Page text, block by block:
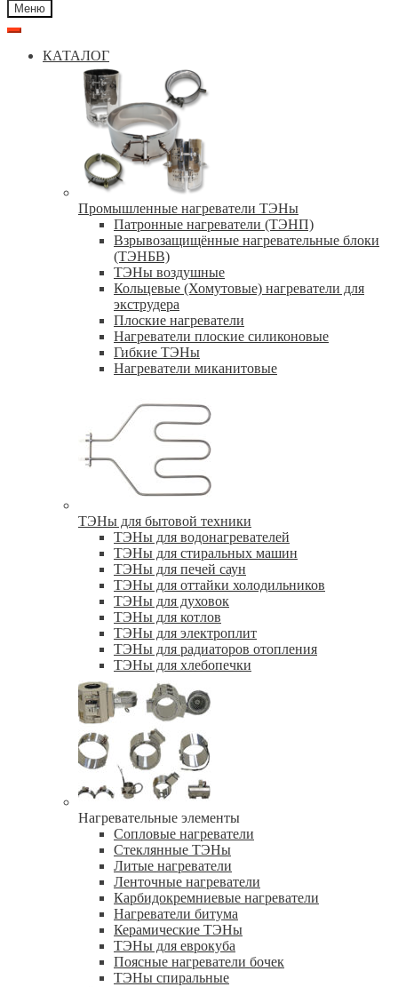
Меню
КАТАЛОГ
Промышленные нагреватели ТЭНы
Патронные нагреватели (ТЭНП)
Взрывозащищённые нагревательные блоки
(ТЭНБВ)
ТЭНы воздушные
Кольцевые (Хомутовые) нагреватели для
экструдера
Плоские нагреватели
Нагреватели плоские силиконовые
Гибкие ТЭНы
Нагреватели миканитовые
ТЭНы для бытовой техники
ТЭНы для водонагревателей
ТЭНы для стиральных машин
ТЭНы для печей саун
ТЭНы для оттайки холодильников
ТЭНы для духовок
ТЭНы для котлов
ТЭНы для электроплит
ТЭНы для радиаторов отопления
ТЭНы для хлебопечки
Нагревательные элементы
Сопловые нагреватели
Стеклянные ТЭНы
Литые нагреватели
Ленточные нагреватели
Карбидокремниевые нагреватели
Нагреватели битума
Керамические ТЭНы
ТЭНы для еврокуба
Поясные нагреватели бочек
ТЭНы спиральные